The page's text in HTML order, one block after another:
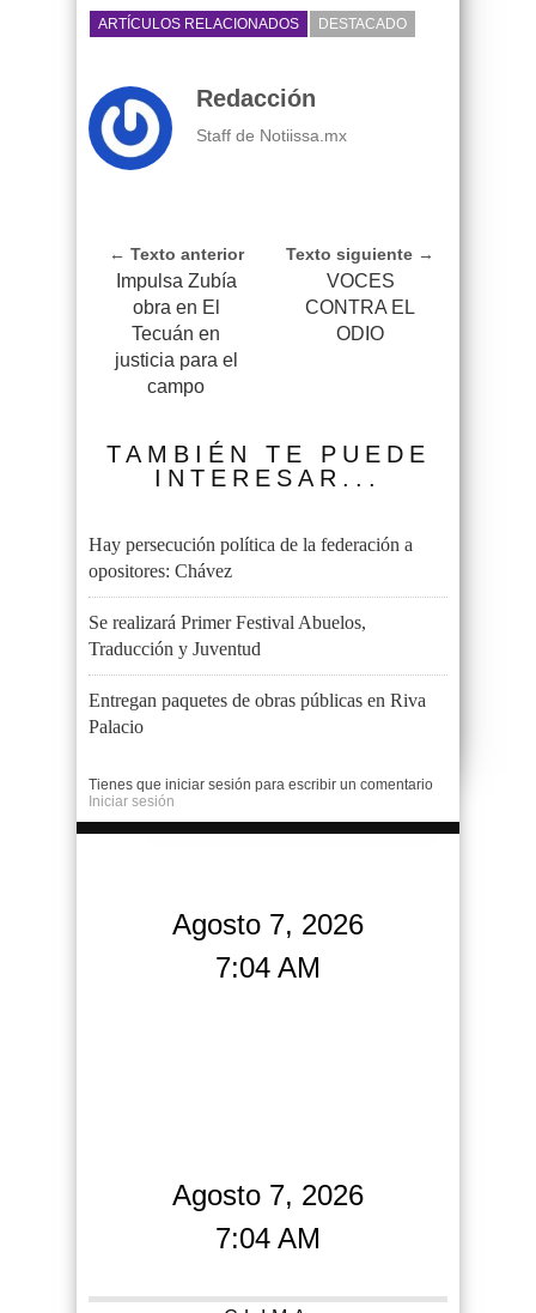
ARTÍCULOS RELACIONADOS DESTACADO
Redacción
Staff de Notiissa.mx
← Texto anterior
Impulsa Zubía
obra en El
Tecuán en
justicia para el
campo
Texto siguiente →
VOCES
CONTRA EL
ODIO
TAMBIÉN TE PUEDE
INTERESAR...
Hay persecución política de la federación a
opositores: Chávez
Se realizará Primer Festival Abuelos,
Traducción y Juventud
Entregan paquetes de obras públicas en Riva
Palacio
Tienes que iniciar sesión para escribir un comentario
Iniciar sesión
Agosto 7, 2026
7:04 AM
Agosto 7, 2026
7:04 AM